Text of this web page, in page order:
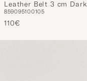
Leather Belt 3 cm Dark
Brown
859095100105
110€